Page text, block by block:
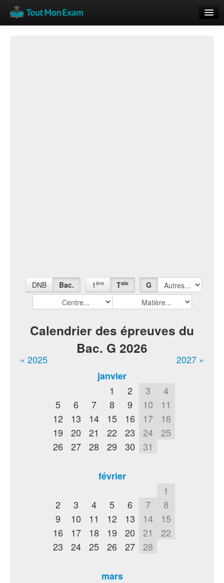
DNB Bac. 1 ère Tale G
Calendrier des épreuves du
Bac. G 2026
« 2025
2027 »
janvier
1
2 3
4
5
6 7 8 9 10
11
12
13 14 15 16 17
18
19
20 21 22 23 24
25
26
27 28 29 30 31
février
1
2
3 4 5 6 7
8
9
10 11 12 13 14
15
16
17 18 19 20 21
22
23
24 25 26 27 28
mars